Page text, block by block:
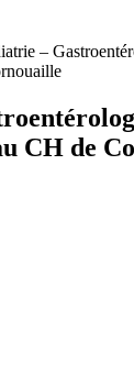
–
CH de